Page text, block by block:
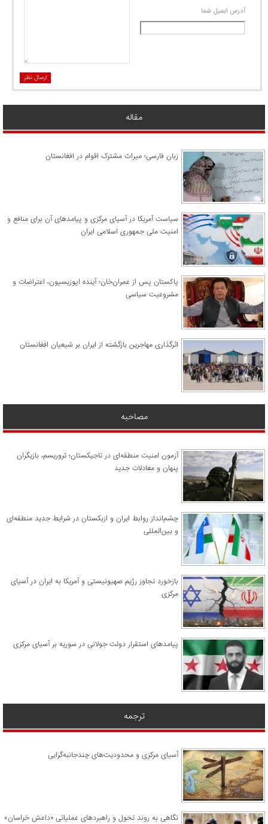
آدرس ايميل شما
ارسال نظر
مقاله
زبان فارسی؛ میراث مشترک اقوام در افغانستان
سیاست آمریکا در آسیای مرکزی و پیامدهای آن برای منافع و
امنیت ملی جمهوری اسلامی ایران
پاکستان پس از عمران‌خان؛ آینده اپوزیسیون، اعتراضات و
مشروعیت سیاسی
اثرگذاری مهاجرین بازگشته از ایران بر شیعیان افغانستان
مصاحبه
آزمون امنیت منطقه‌ای در تاجیکستان؛ تروریسم، بازیگران
پنهان و معادلات جدید
چشم‌انداز روابط ایران و ازبکستان در شرایط جدید منطقه‌ای
و بین‌المللی
​بازخورد تجاوز رژیم صهیونیستی و آمریکا به ایران در آسیای
مرکزی
پیامدهای استقرار دولت جولانی در سوریه بر آسیای مرکزی
ترجمه
آسیای مرکزی و محدودیت‌های چندجانبه‌گرایی
نگاهی به روند تحول و راهبردهای عملیاتی «داعش خراسان»